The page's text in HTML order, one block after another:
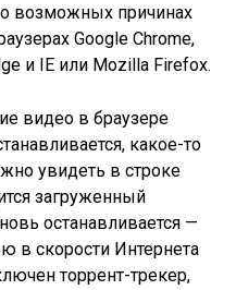
возможных причинах
Google Chrome,
и IE или Mozilla Firefox.
видео в браузере
какое-то
увидеть в строке
загруженный
останавливается —
в скорости Интернета
торрент-трекер,